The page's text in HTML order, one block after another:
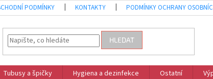
PODMÍNKY KONTAKTY PODMÍNKY OCHRANY
HLEDAT
Tubusy a špičky Hygiena a dezinfekce Ostatní